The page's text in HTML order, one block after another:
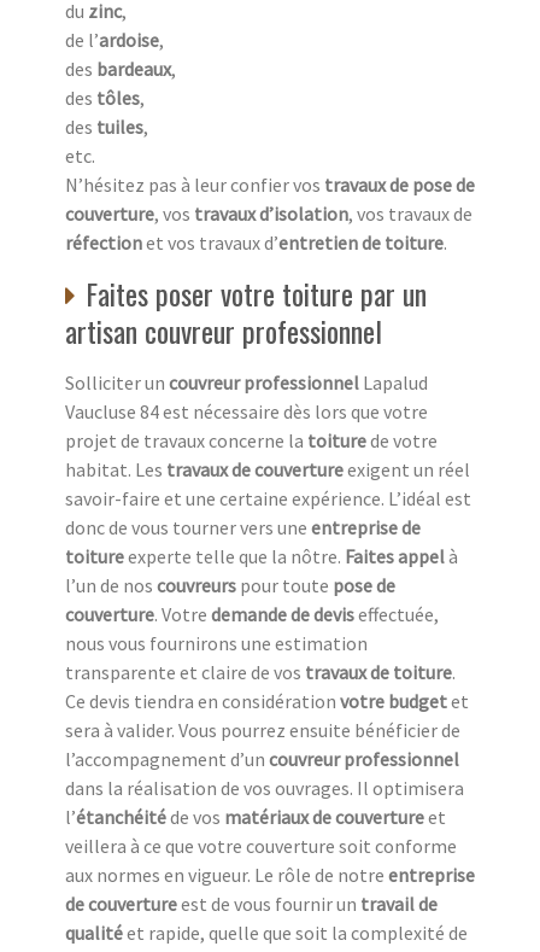
du zinc,
de l’ardoise,
des bardeaux,
des tôles,
des tuiles,
etc.
N’hésitez pas à leur confier vos travaux de pose de
couverture, vos travaux d’isolation, vos travaux de
réfectionet vos travaux d’entretien de toiture.
Faites poser votre toiture par un
artisan couvreur professionnel
Solliciter un couvreur professionnel Lapalud
Vaucluse 84 est nécessaire dès lors que votre
projet de travaux concerne la toiturede votre
habitat. Les travaux de couvertureexigent un réel
savoir-faire et une certaine expérience. L’idéal est
donc de vous tourner vers une entreprise de
toitureexperte telle que la nôtre. Faites appelà
l’un de nos couvreurs pour toute pose de
couverture. Votre demande de deviseffectuée,
nous vous fournirons une estimation
transparente et claire de vos travaux de toiture.
Ce devis tiendra en considération votre budgetet
sera à valider. Vous pourrez ensuite bénéficier de
l’accompagnement d’un couvreur professionnel
dans la réalisation de vos ouvrages. Il optimisera
l’étanchéitéde vos matériaux de couvertureet
veillera à ce que votre couverture soit conforme
aux normes en vigueur. Le rôle de notre entreprise
de couvertureest de vous fournir un travail de
qualitéet rapide, quelle que soit la complexité de